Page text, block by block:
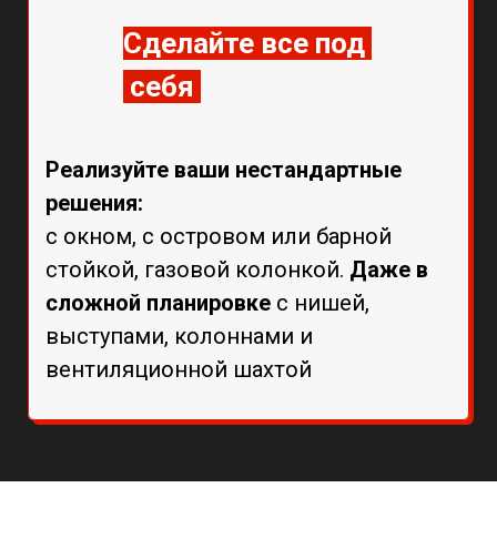
Сделайте все под
себя
Реализуйте ваши нестандартные
решения:
с окном, с островом или барной
стойкой, газовой колонкой. Даже в
сложной планировке с нишей,
выступами, колоннами и
вентиляционной шахтой